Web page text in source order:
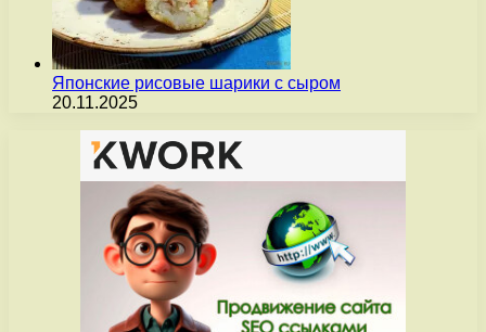
Японские рисовые шарики с сыром
20.11.2025